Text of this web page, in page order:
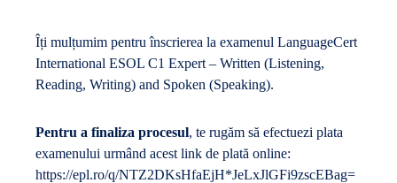
Îți mulțumim pentru înscrierea la examenul LanguageCert
International ESOL C1 Expert – Written (Listening,
Reading, Writing) and Spoken (Speaking).
Pentru a finaliza procesul, te rugăm să efectuezi plata
examenului urmând acest link de plată online:
https://epl.ro/q/NTZ2DKsHfaEjH*JeLxJlGFi9zscEBag=